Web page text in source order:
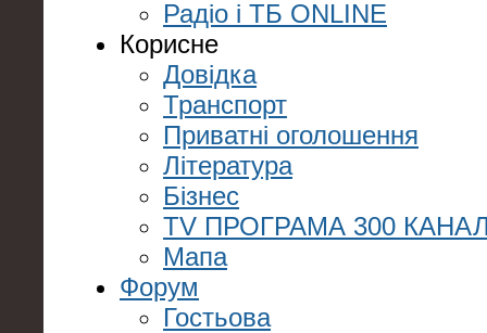
Радіо і ТБ ONLINE
Корисне
Довідка
Транспорт
Приватні оголошення
Література
Бізнес
TV ПРОГРАМА 300
Мапа
Форум
Гостьова